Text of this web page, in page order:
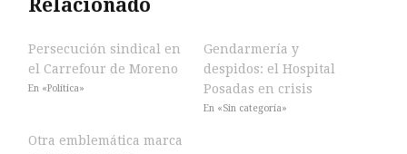
Relacionado
Persecución sindical en
el Carrefour de Moreno
En «Política»
Gendarmería y
despidos: el Hospital
Posadas en crisis
En «Sin categoría»
Otra emblemática marca